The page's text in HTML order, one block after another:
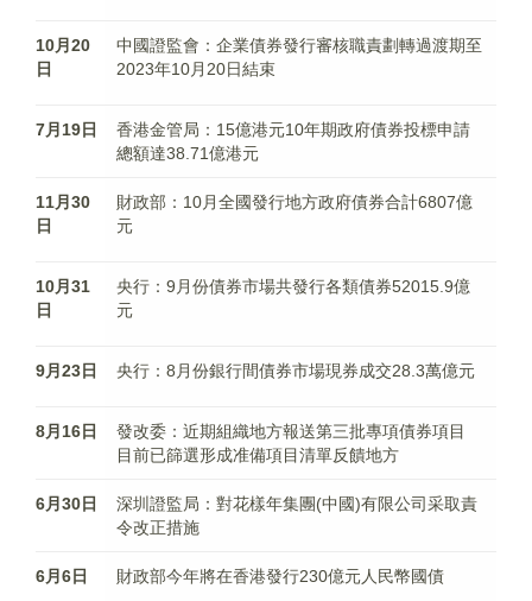
10月20
日
中國證監會：企業債券發行審核職責劃轉過渡期至
2023年10月20日結束
7月19日
香港金管局：15億港元10年期政府債券投標申請
總額達38.71億港元
11月30
日
財政部：10月全國發行地方政府債券合計6807億
元
10月31
日
央行：9月份債券市場共發行各類債券52015.9億
元
9月23日 央行：8月份銀行間債券市場現券成交28.3萬億元
8月16日
發改委：近期組織地方報送第三批專項債券項目
目前已篩選形成准備項目清單反饋地方
6月30日
深圳證監局：對花樣年集團(中國)有限公司采取責
令改正措施
6月6日 財政部今年將在香港發行230億元人民幣國債